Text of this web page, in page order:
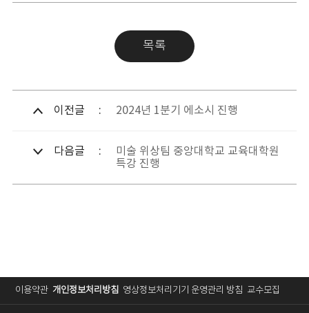
목록
이전글 2024년 1분기 에소시 진행
다음글
미술 위상팀 중앙대학교 교육대학원
특강 진행
이용약관 개인정보처리방침 영상정보처리기기 운영관리 방침 교수모집